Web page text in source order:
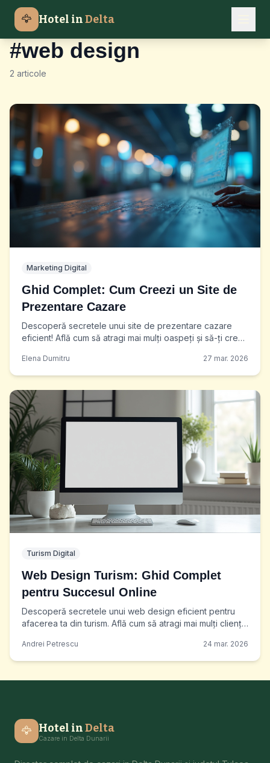
🦅 Hotel inDelta
Etichetă
#web design
2 articole
Marketing Digital
Ghid Complet: Cum Creezi un Site de
Prezentare Cazare
Descoperă secretele unui site de prezentare cazare
eficient! Află cum să atragi mai mulți oaspeți și să-ți crești
Elena Dumitru 27 mar. 2026
Turism Digital
Web Design Turism: Ghid Complet
pentru Succesul Online
Descoperă secretele unui web design eficient pentru
afacerea ta din turism. Află cum să atragi mai mulți clienți
Andrei Petrescu 24 mar. 2026
🦅 Hotel inDelta
Cazare in Delta Dunarii